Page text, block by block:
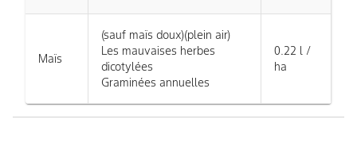
Maïs
(sauf maïs doux)(plein air)
Les mauvaises herbes
dicotylées
Graminées annuelles
0.22 l /
ha